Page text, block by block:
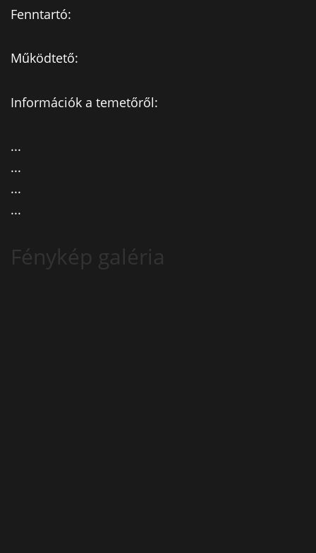
Fenntartó:
Működtető:
Információk a temetőről:
...
...
...
...
Fénykép galéria